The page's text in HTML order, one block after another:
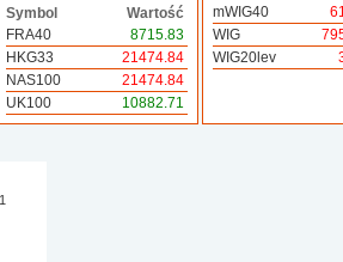
Symbol
Wartość
FRA40
8715.83
HKG33
21474.84
NAS100
21474.84
UK100
10882.71
mWIG40
WIG
WIG20lev